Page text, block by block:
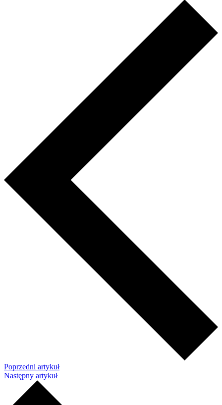
Poprzedni artykuł
Następny artykuł